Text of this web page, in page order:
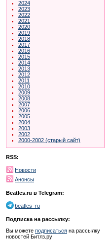
2024
2023
2022
2021
2020
2019
2018
2017
2016
2015
2014
2013
2012
2011
2010
2009
2008
2007
2006
2005
2004
2003
2002
2000-2002 (старый сайт)
RSS:
Новости
Анонсы
Beatles.ru в Telegram:
beatles_ru
Подписка на рассылку:
Вы можете подписаться на рассылку
новостей Битлз.ру